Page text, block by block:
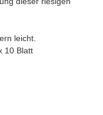
leicht.
10 Blatt